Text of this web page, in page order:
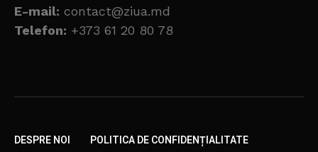
E-mail: contact@ziua.md
Telefon: +373 61 20 80 78
DESPRE NOI
POLITICA DE CONFIDENȚIALITATE